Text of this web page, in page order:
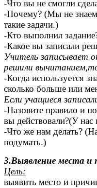
-Что вы не смогли
-Почему? (Мы не
такие задачи.)
-Кто выполнил
-Какое вы записали
Учитель записывает
решили
-Когда используется
сколько больше или
Если учащиеся
-Назовите правило и
вы действовали?(У нас
-Что же нам делать?
подумать.)
3.Выявление места и
Цель:
выявить место и